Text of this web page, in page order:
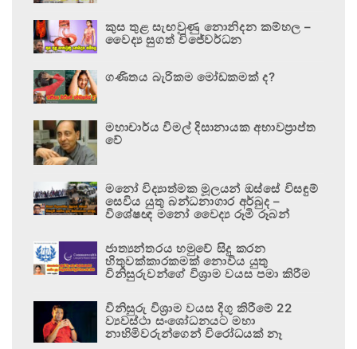
කුස තුළ සැඟවුණු නොනිදන කම්හල –
වෛද්‍ය සුගත් විජේවර්ධන
ගණිතය බැරිකම මෝඩකමක් ද?
මහාචාර්ය විමල් දිසානායක අභාවප්‍රාප්ත
වේ
මනෝ විද්‍යාත්මක මූලයන් ඔස්සේ විසඳුම්
සෙවිය යුතු බන්ධනාගාර අර්බුද –
විශේෂඥ මනෝ වෛද්‍ය රූමි රූබන්
ජාත්‍යන්තරය හමුවේ සිදු කරන
හිතුවක්කාරකමක් නොවිය යුතු
විනිසුරුවන්ගේ විශ්‍රාම වයස පමා කිරීම
විනිසුරු විශ්‍රාම වයස දිගු කිරීමේ 22
ව්‍යවස්ථා සංශෝධනයට මහා
නාහිමිවරුන්ගෙන් විරෝධයක් නෑ